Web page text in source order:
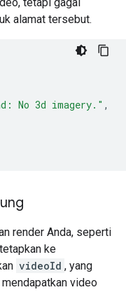
alamat tersebut.
No 3d imagery." ,
render Anda, seperti
ke
videoId , yang
video